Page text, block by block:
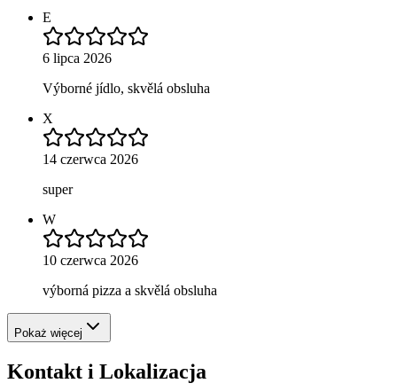
E
6 lipca 2026
Výborné jídlo, skvělá obsluha
X
14 czerwca 2026
super
W
10 czerwca 2026
výborná pizza a skvělá obsluha
Pokaż więcej
Kontakt i Lokalizacja